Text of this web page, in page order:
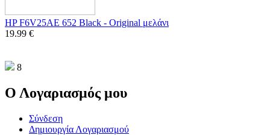
HP F6V25AE 652 Black - Original μελάνι
19.99 €
8
Ο Λογαριασμός μου
Σύνδεση
Δημιουργία Λογαριασμού